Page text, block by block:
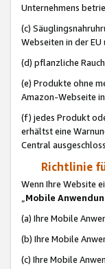
Unternehmens
(c)
Webseiten in der
(d) pflanzliche
(e) Produkte ohne
Amazon-Webseite
(f) jedes Produkt
erhältst eine
Central
Richtlinie
Wenn Ihre Website
„Mobile
(a) Ihre Mobile
(b) Ihre Mobile
(c) Ihre Mobile